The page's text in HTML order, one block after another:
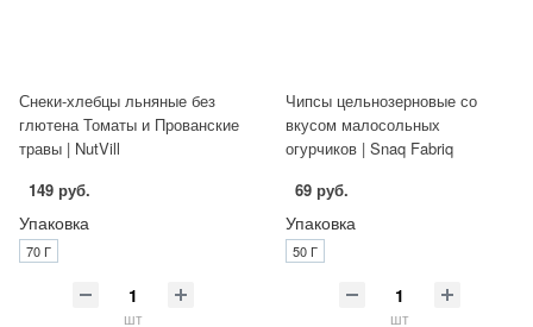
Снеки-хлебцы льняные без
глютена Томаты и Прованские
травы | NutVill
149 руб.
Упаковка
70 Г
шт
Чипсы цельнозерновые со
вкусом малосольных
огурчиков | Snaq Fabriq
69 руб.
Упаковка
50 Г
шт